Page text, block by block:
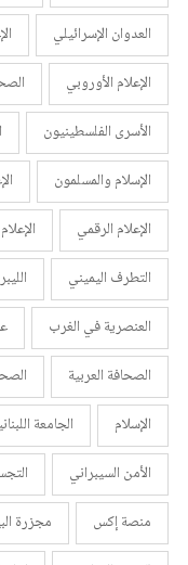
العدوان الإسرائيلي
الإعلام الأوروبي
الأسرى الفلسطينيون
الإسلام والمسلمون
الإعلام الرقمي
التطرف اليميني
العنصرية في الغرب
الصحافة العربية
الإسلام
الجامعة
الأمن السيبراني
منصة إكس
مجزرة